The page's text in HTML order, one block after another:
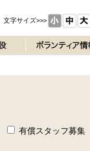
文字サイズ>>>
有償スタッフ募集